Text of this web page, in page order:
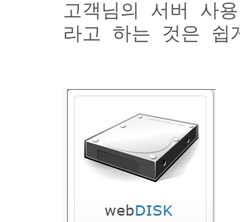
고객님의 서버 사
라고 하는 것은 쉽